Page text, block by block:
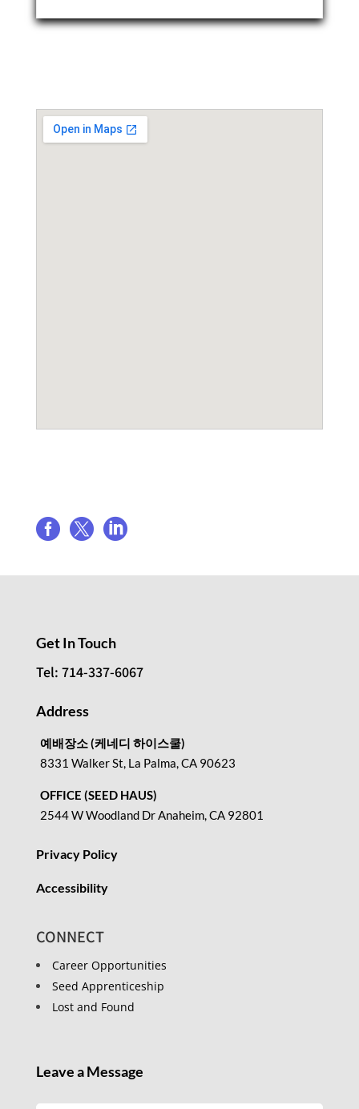
  
Get In Touch
Tel: 714-337-6067
Address
예배장소 (케네디 하이스쿨)
8331 Walker St, La Palma, CA 90623
OFFICE (SEED HAUS)
2544 W Woodland Dr Anaheim, CA 92801
Privacy Policy
Accessibility
CONNECT
Career Opportunities
Seed Apprenticeship
Lost and Found
Leave a Message